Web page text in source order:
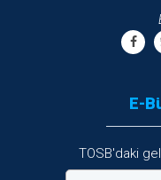
E-
TOSB'daki